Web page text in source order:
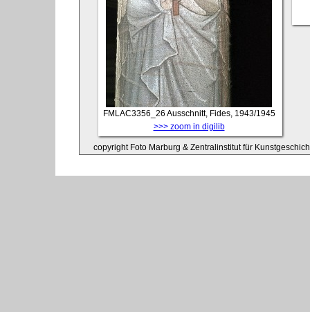
FMLAC3356_26 Ausschnitt, Fides, 1943/1945
>>> zoom in digilib
copyright Foto Marburg & Zentralinstitut für